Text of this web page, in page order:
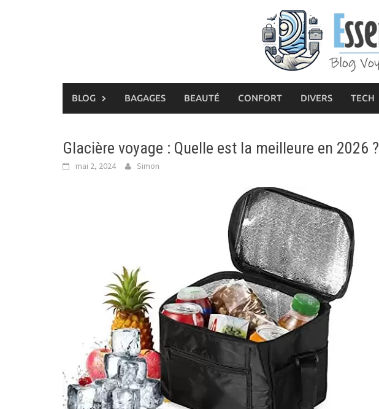
BLOG BAGAGES BEAUTÉ CONFORT DIVERS TECH
Glacière voyage : Quelle est la meilleure en 2026 ?
mai 2, 2024 Simon